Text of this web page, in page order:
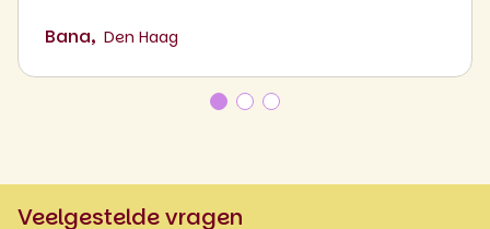
Bana, Den Haag
Veelgestelde vragen